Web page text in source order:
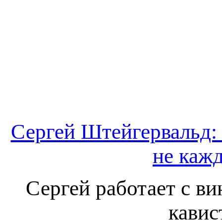
Сергей
не
Сергей работает с